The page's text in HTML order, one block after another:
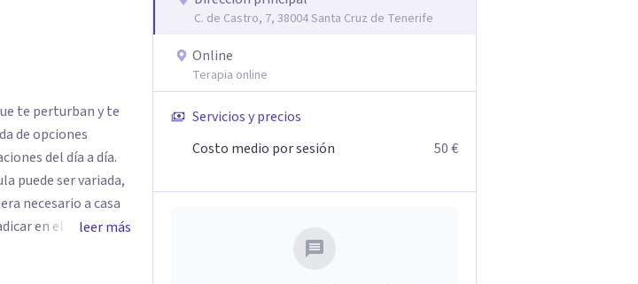
te perturban y te
del día a día.
necesario a casa
en el menor
en este
leer más
C. de Castro, 7, 38004 Santa Cruz de Tenerife
Online
Terapia online
Servicios y precios
Costo medio por sesión
50 €